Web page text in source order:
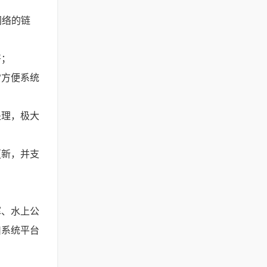
的链
便系统
，极大
，并支
水上公
统平台